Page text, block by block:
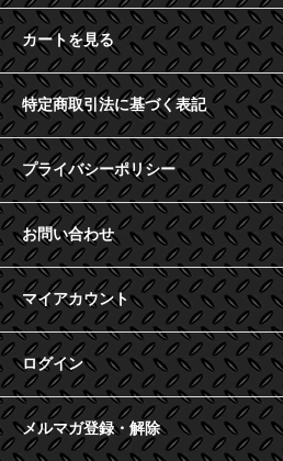
カートを見る
特定商取引法に基づく表記
プライバシーポリシー
お問い合わせ
マイアカウント
ログイン
メルマガ登録・解除